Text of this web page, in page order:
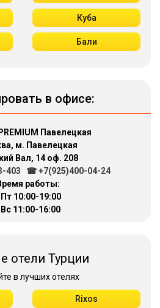
Куба
Бали
в офисе:
Павелецкая
м. Павелецкая
Вал, 14 оф. 208
403
☎ +7(925)400-04-24
работы:
10:00-19:00
11:00-16:00
отели Турции
в лучших отелях
Rixos